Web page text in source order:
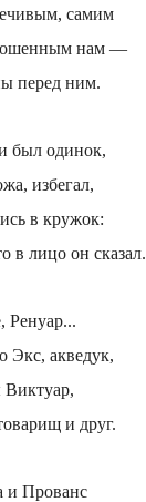
самим
нам —
перед ним.
был одинок,
избегал,
в кружок:
лицо он сказал.
Ренуар...
Экс, акведук,
Виктуар,
и друг.
и Прованс